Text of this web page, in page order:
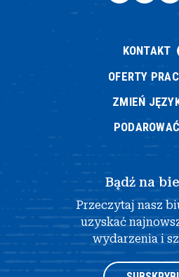
KONTAKT
OFERTY
ZMIEŃ
PODAROWAĆ
Bądź na
Przeczytaj nasz
uzyskać
wydarzenia i